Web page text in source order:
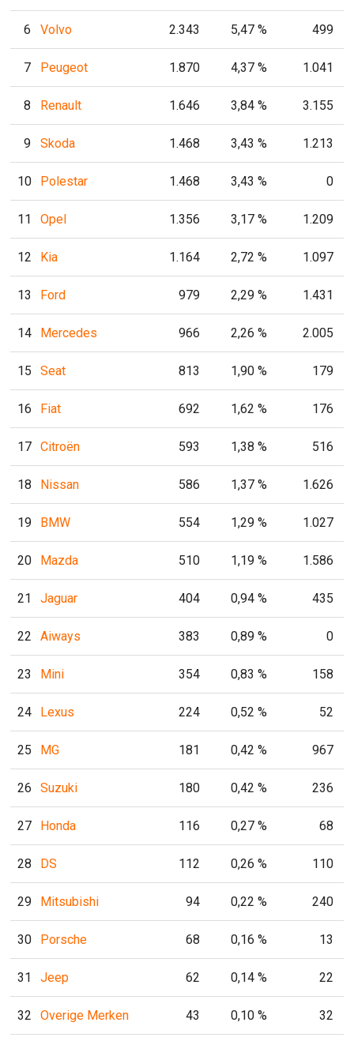
6 Volvo 2.343 5,47 % 499
7 Peugeot 1.870 4,37 % 1.041
8 Renault 1.646 3,84 % 3.155
9 Skoda 1.468 3,43 % 1.213
10 Polestar 1.468 3,43 % 0
11 Opel 1.356 3,17 % 1.209
12 Kia 1.164 2,72 % 1.097
13 Ford 979 2,29 % 1.431
14 Mercedes 966 2,26 % 2.005
15 Seat 813 1,90 % 179
16 Fiat 692 1,62 % 176
17 Citroën 593 1,38 % 516
18 Nissan 586 1,37 % 1.626
19 BMW 554 1,29 % 1.027
20 Mazda 510 1,19 % 1.586
21 Jaguar 404 0,94 % 435
22 Aiways 383 0,89 % 0
23 Mini 354 0,83 % 158
24 Lexus 224 0,52 % 52
25 MG 181 0,42 % 967
26 Suzuki 180 0,42 % 236
27 Honda 116 0,27 % 68
28 DS 112 0,26 % 110
29 Mitsubishi 94 0,22 % 240
30 Porsche 68 0,16 % 13
31 Jeep 62 0,14 % 22
32 Overige Merken 43 0,10 % 32